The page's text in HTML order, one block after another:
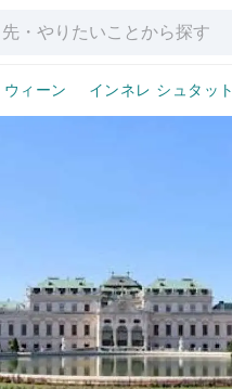
ウィーン インネレ シュタット